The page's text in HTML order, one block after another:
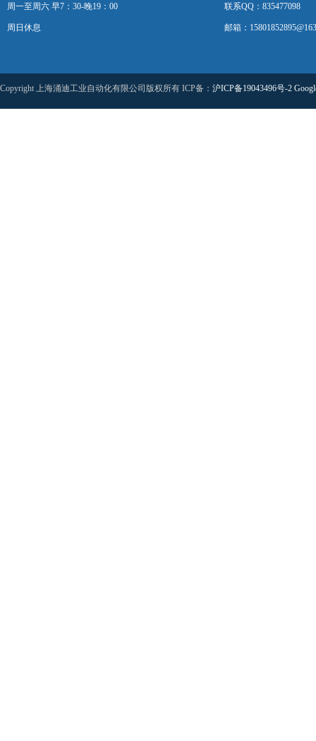
周一至周六 早7：30-晚19：00
周日休息
联系QQ：835477098
邮箱：
Copyright 上海涌迪工业自动化有限公司版权所有 ICP备： 沪ICP备19043496号-2